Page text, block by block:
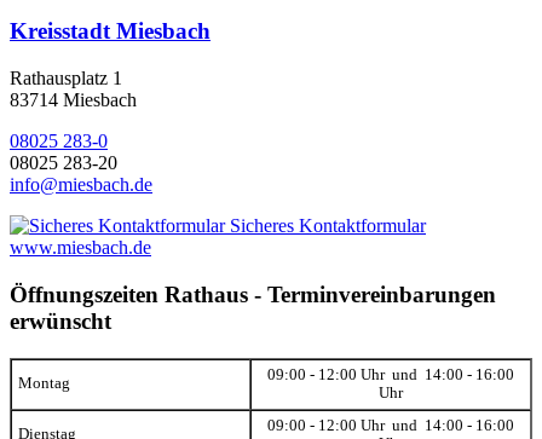
Kreisstadt Miesbach
Rathausplatz 1
83714 Miesbach
08025 283-0
08025 283-20
info@miesbach.de
Sicheres Kontaktformular
www.miesbach.de
Öffnungszeiten Rathaus - Terminvereinbarungen
erwünscht
Montag
09:00 - 12:00 Uhr und 14:00 - 16:00
Uhr
Dienstag
09:00 - 12:00 Uhr und 14:00 - 16:00